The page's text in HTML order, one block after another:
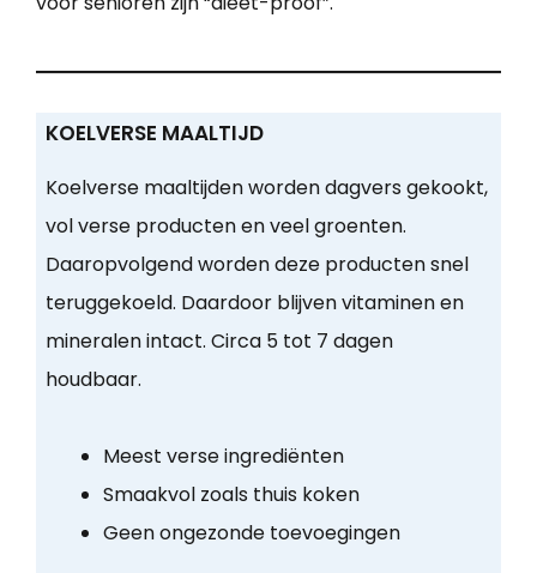
KOELVERSE MAALTIJD
Koelverse maaltijden worden dagvers gekookt,
vol verse producten en veel groenten.
Daaropvolgend worden deze producten snel
teruggekoeld. Daardoor blijven vitaminen en
mineralen intact. Circa 5 tot 7 dagen
houdbaar.
Meest verse ingrediënten
Smaakvol zoals thuis koken
Geen ongezonde toevoegingen